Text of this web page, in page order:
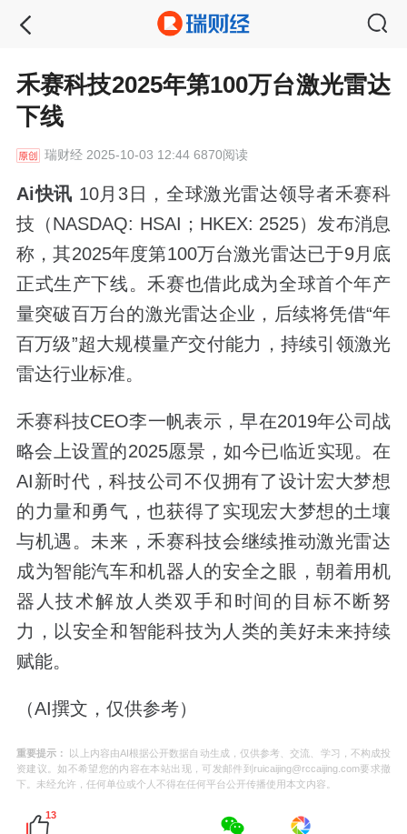
禾赛科技2025年第100万台激光雷达
下线
瑞财经2025-10-03 12:44 6870阅读
Ai快讯 10月3日，全球激光雷达领导者禾赛科
技（NASDAQ: HSAI；HKEX: 2525）发布消息
称，其2025年度第100万台激光雷达已于9月底
正式生产下线。禾赛也借此成为全球首个年产
量突破百万台的激光雷达企业，后续将凭借“年
百万级”超大规模量产交付能力，持续引领激光
雷达行业标准。
禾赛科技CEO李一帆表示，早在2019年公司战
略会上设置的2025愿景，如今已临近实现。在
AI新时代，科技公司不仅拥有了设计宏大梦想
的力量和勇气，也获得了实现宏大梦想的土壤
与机遇。未来，禾赛科技会继续推动激光雷达
成为智能汽车和机器人的安全之眼，朝着用机
器人技术解放人类双手和时间的目标不断努
力，以安全和智能科技为人类的美好未来持续
赋能。
（AI撰文，仅供参考）
重要提示：
以上内容由AI根据公开数据自动生成，仅供参考、交流、学习，不构成投
资建议。如不希望您的内容在本站出现，可发邮件到ruicaijing@rccaijing.com要求撤
下。未经允许，任何单位或个人不得在任何平台公开传播使用本文内容。
13